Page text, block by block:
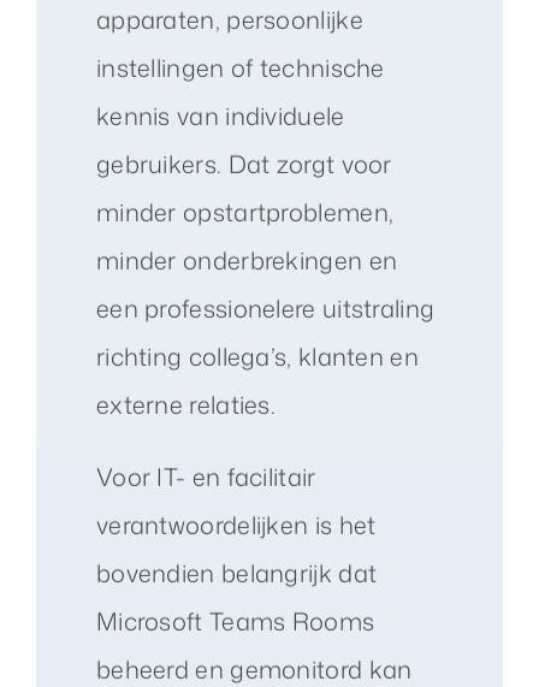
apparaten, persoonlijke
instellingen of technische
kennis van individuele
gebruikers. Dat zorgt voor
minder opstartproblemen,
minder onderbrekingen en
een professionelere uitstraling
richting collega’s, klanten en
externe relaties.
Voor IT- en facilitair
verantwoordelijken is het
bovendien belangrijk dat
Microsoft Teams Rooms
beheerd en gemonitord kan